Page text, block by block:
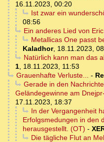
16.11.2023, 00:20
Ist zwar ein
08:56
Ein anderes Lied von
Metallicas One passt
Kaladhor, 18.11.2023,
Natürlich kann man das
1, 18.11.2023, 11:53
Grauenhafte Verluste... -
Gerade in den
Geländegewinne am
17.11.2023, 18:37
In der Vergangenheit
Erfolgsmedungen in den
herausgestellt. (OT) -
Die tägliche Flut an